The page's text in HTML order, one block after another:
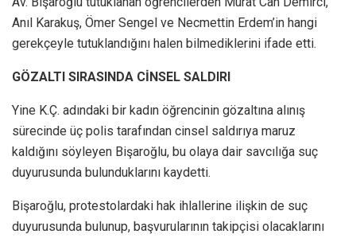
Anıl Karakuş, Ömer Sengel ve Necmettin Erdem’in hangi
gerekçeyle tutuklandığını halen bilmediklerini ifade etti.
GÖZALTI SIRASINDA CİNSEL SALDIRI
Yine K.Ç. adındaki bir kadın öğrencinin gözaltına alınış
sürecinde üç polis tarafından cinsel saldırıya maruz
kaldığını söyleyen Bişaroğlu, bu olaya dair savcılığa suç
duyurusunda bulunduklarını kaydetti.
Bişaroğlu, protestolardaki hak ihlallerine ilişkin de suç
duyurusunda bulunup, başvurularının takipçisi olacaklarını